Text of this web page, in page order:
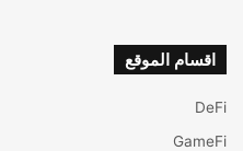
اقسام الموقع
DeFi
GameFi